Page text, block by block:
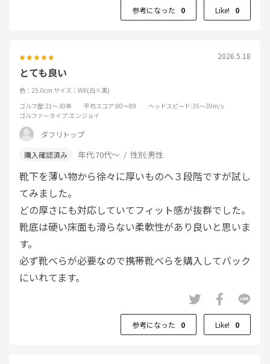
参考になった 0 Like! 0
2026.5.18
とても良い
色：25.0cm サイズ：WK(白×黒)
ゴルフ歴:21～30年 平均スコア:80～89 ヘッドスピード:35～39m/s
ゴルファータイプ:エンジョイ
ダフリトップ
年代:70代～ 性別:男性
靴下を薄い物から徐々に厚いものへ３段階ですが試し
てみました。
どの厚さにも対応していてフィット感が抜群でした。
靴底は硬い床面も滑らない柔軟性があり良いと思いま
す。
必ず靴べらが必要なので携帯靴べらを購入してバック
にいれてます。
参考になった 0 Like! 0